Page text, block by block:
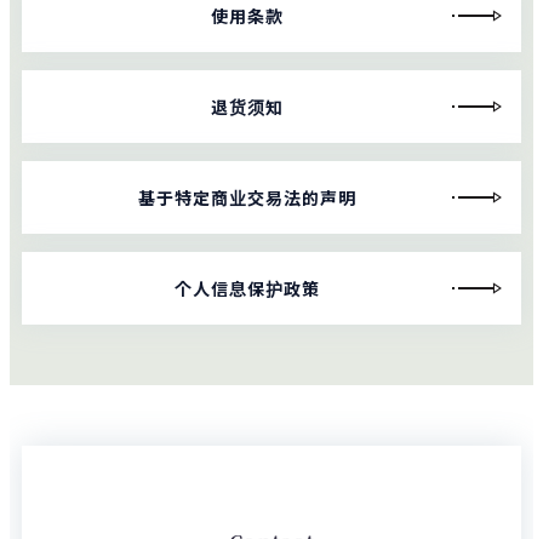
使用条款
退货须知
基于特定商业交易法的声明
个人信息保护政策